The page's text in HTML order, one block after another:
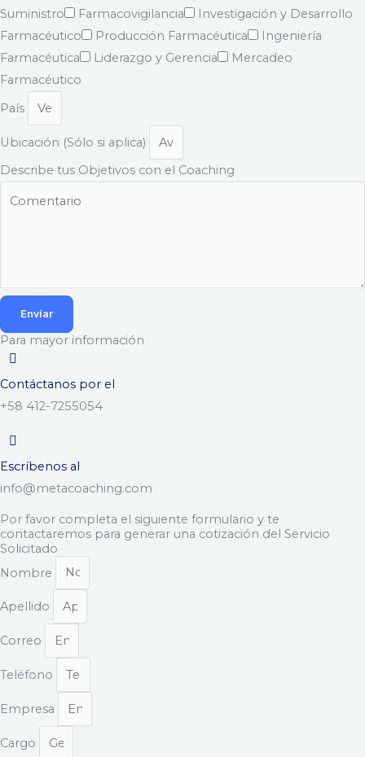
Suministro
Farmacovigilancia
Investigación y Desarrollo
Farmacéutico
Producción Farmacéutica
Ingeniería
Farmacéutica
Liderazgo y Gerencia
Mercadeo
Farmacéutico
País
Ubicación (Sólo si aplica)
Describe tus Objetivos con el Coaching
Enviar
Para mayor información
Contáctanos por el
+58 412-7255054
Escríbenos al
info@metacoaching.com
Por favor completa el siguiente formulario y te
contactaremos para generar una cotización del Servicio
Solicitado
Nombre
Apellido
Correo
Teléfono
Empresa
Cargo